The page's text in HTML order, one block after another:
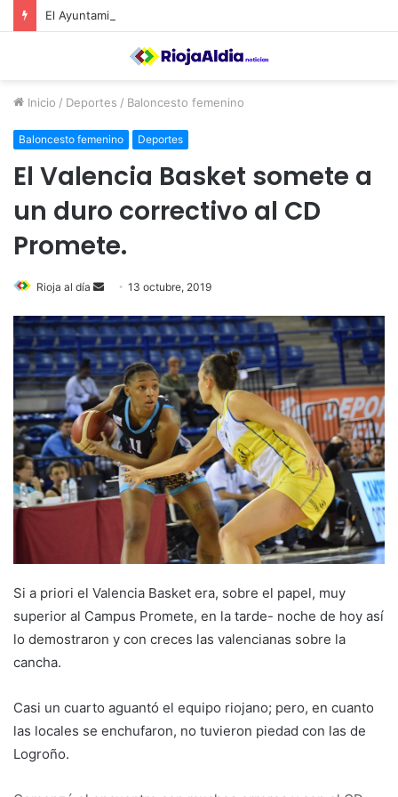
Inicio / Deportes / Baloncesto femenino
Baloncesto femenino Deportes
El Valencia Basket somete a
un duro correctivo al CD
Promete.
Rioja al día
n
d
a
n
e
m
a
i
l
13 octubre, 2019
Si a priori el Valencia Basket era, sobre el papel, muy
superior al Campus Promete, en la tarde- noche de hoy así
lo demostraron y con creces las valencianas sobre la
cancha.
Casi un cuarto aguantó el equipo riojano; pero, en cuanto
las locales se enchufaron, no tuvieron piedad con las de
Logroño.